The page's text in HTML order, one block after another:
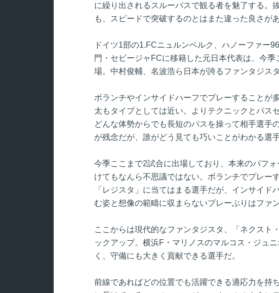
に繰り出されるスルーパスで観る者を魅了する。
も、スピードで突破するのとはまた違った良さがあ
ドイツ1部の1.FCニュルンベルク、ハノーファー
門・セビージャFCに移籍した元日本代表は、今
場。中村俊輔、名波浩ら日本が誇るファンタジス
ボランチやインサイドハーフでプレーすることが
太もタイプとしては近い。よりテクニックとパス
どんな体勢からでも長短のパスを操って相手選手
が残念だが、誰がどう見ても巧いことがわかる選手
今季ここまで2試合に出場しており、本来のパフ
けてもなんら不思議ではない。ボランチでプレー
「レジスタ」に当てはまる選手だが、インサイド
む姿と想像の範疇に収まらないプレーぶりはファ
ここからは現代的なファンタジスタ、「ネクスト
ックアップ。横浜F・マリノスのマルコス・ジュ
く、守備にも大きく貢献できる選手だ。
前線であればどの位置でも活躍できる適応力を持